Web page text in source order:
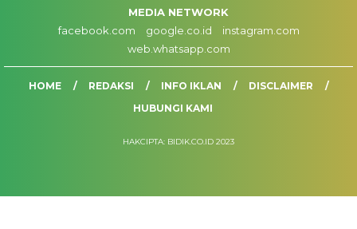
MEDIA NETWORK
facebook.com
google.co.id
instagram.com
web.whatsapp.com
HOME REDAKSI INFO IKLAN
DISCLAIMER
HUBUNGI KAMI
HAKCIPTA: BIDIK.CO.ID 2023